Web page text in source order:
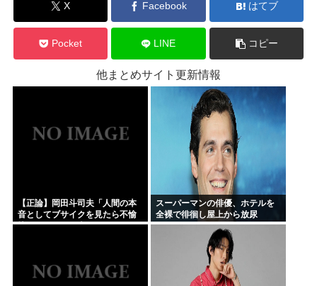
X Facebook はてブ
Pocket LINE コピー
他まとめサイト更新情報
【正論】岡田斗司夫「人間の本
音としてブサイクを見たら不愉
快になる。この責任をどうとる
スーパーマンの俳優、ホテルを
全裸で徘徊し屋上から放尿